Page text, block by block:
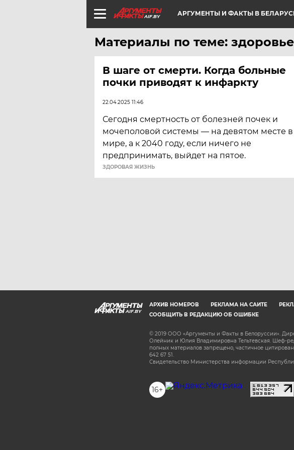
AIF.BY АРГУМЕНТЫ И ФАКТЫ В
Материалы по теме:
В шаге от смерти. Когда больные
почки приводят к инфаркту
22.04.2025 11:46
Сегодня смертность от болезней почек и
мочеполовой системы — на девятом месте в
мире, а к 2040 году, если ничего не
предпринимать, выйдет на пятое.
ЗДОРОВАЯ ЖИЗНЬ
AIF.BY
АРХИВ НОМЕРОВ РЕКЛАМА НА САЙТЕ
СООБЩИТЬ В РЕДАКЦИЮ ОБ ОШИБКЕ
© 2019 ООО «Аргументы и Факты в Белоруссии».
Олейник и Юлия Владимировна Тельтевская. Шеф-
полных материалов запрещено, частичное
642 67 51.
Свидетельство Министерства информации
16+